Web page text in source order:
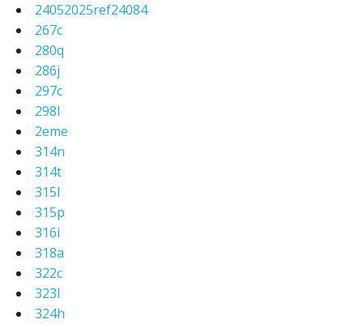
24052025ref24084
267c
280q
286j
297c
298l
2eme
314n
314t
315l
315p
316i
318a
322c
323l
324h